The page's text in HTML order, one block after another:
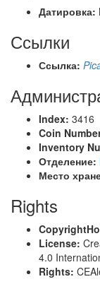
Датировка:
Ссылки
Ссылка:
Index: 3416
Coin
Inventory
Отделение:
Место
Rights
License:
4.0
Rights: